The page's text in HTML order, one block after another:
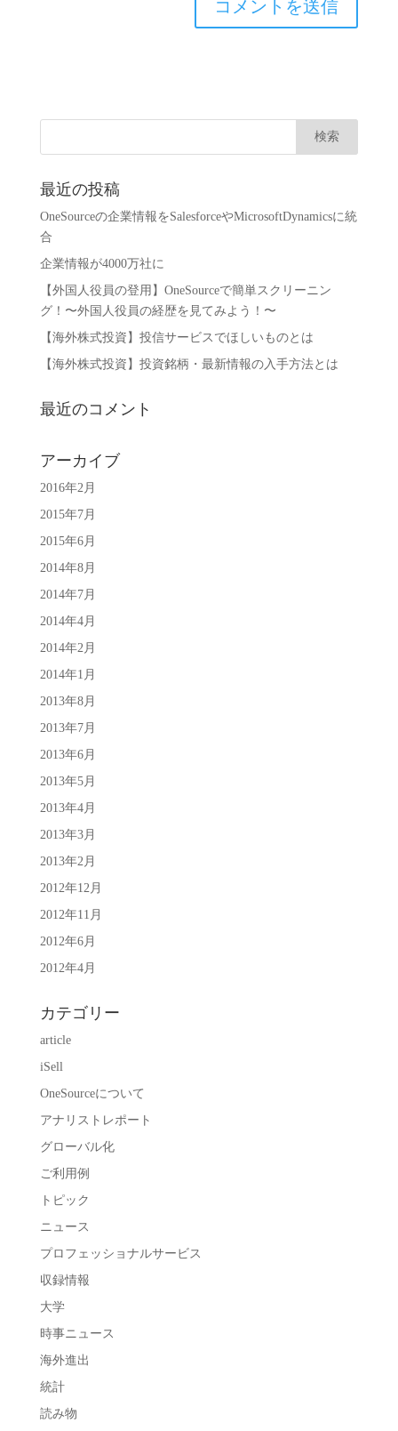
最近の投稿
OneSourceの企業情報をSalesforceやMicrosoftDynamicsに統
合
企業情報が4000万社に
【外国人役員の登用】OneSourceで簡単スクリーニン
グ！〜外国人役員の経歴を見てみよう！〜
【海外株式投資】投信サービスでほしいものとは
【海外株式投資】投資銘柄・最新情報の入手方法とは
最近のコメント
アーカイブ
2016年2月
2015年7月
2015年6月
2014年8月
2014年7月
2014年4月
2014年2月
2014年1月
2013年8月
2013年7月
2013年6月
2013年5月
2013年4月
2013年3月
2013年2月
2012年12月
2012年11月
2012年6月
2012年4月
カテゴリー
article
iSell
OneSourceについて
アナリストレポート
グローバル化
ご利用例
トピック
ニュース
プロフェッショナルサービス
収録情報
大学
時事ニュース
海外進出
統計
読み物